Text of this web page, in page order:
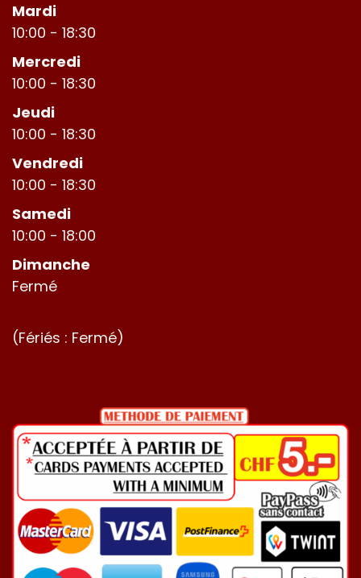
Mardi
10:00 - 18:30
Mercredi
10:00 - 18:30
Jeudi
10:00 - 18:30
Vendredi
10:00 - 18:30
Samedi
10:00 - 18:00
Dimanche
Fermé
(Fériés : Fermé)